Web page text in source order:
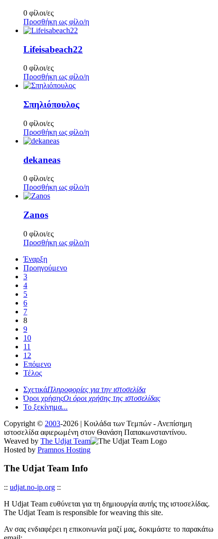
0 φίλοι/ες
Προσθήκη ως φίλο/η
Lifeisabeach22
0 φίλοι/ες
Προσθήκη ως φίλο/η
Σπηλιόπουλος
0 φίλοι/ες
Προσθήκη ως φίλο/η
dekaneas
0 φίλοι/ες
Προσθήκη ως φίλο/η
Zanos
0 φίλοι/ες
Προσθήκη ως φίλο/η
Έναρξη
Προηγούμενο
3
4
5
6
7
8
9
10
11
12
Επόμενο
Τέλος
ΣχετικάΠληροφορίες για την ιστοσελίδα
Όροι χρήσηςΟι όροι χρήσης της ιστοσελίδας
Το ξεκίνημα...
Copyright © 2003-2026 | Κοιλάδα των Τεμπών - Ανεπίσημη
ιστοσελίδα αφιερωμένη στον Θανάση Παπακωνσταντίνου.
Weaved by The Udjat Team
Hosted by Pramnos Hosting
The Udjat Team Info
:: udjat.no-ip.org ::
Η Udjat Team ευθύνεται για τη δημιουργία αυτής της ιστοσελίδας.
The Udjat Team is responsible for weaving this site.
Αν σας ενδιαφέρει η επικοινωνία μαζί μας, δοκιμάστε το παρακάτω